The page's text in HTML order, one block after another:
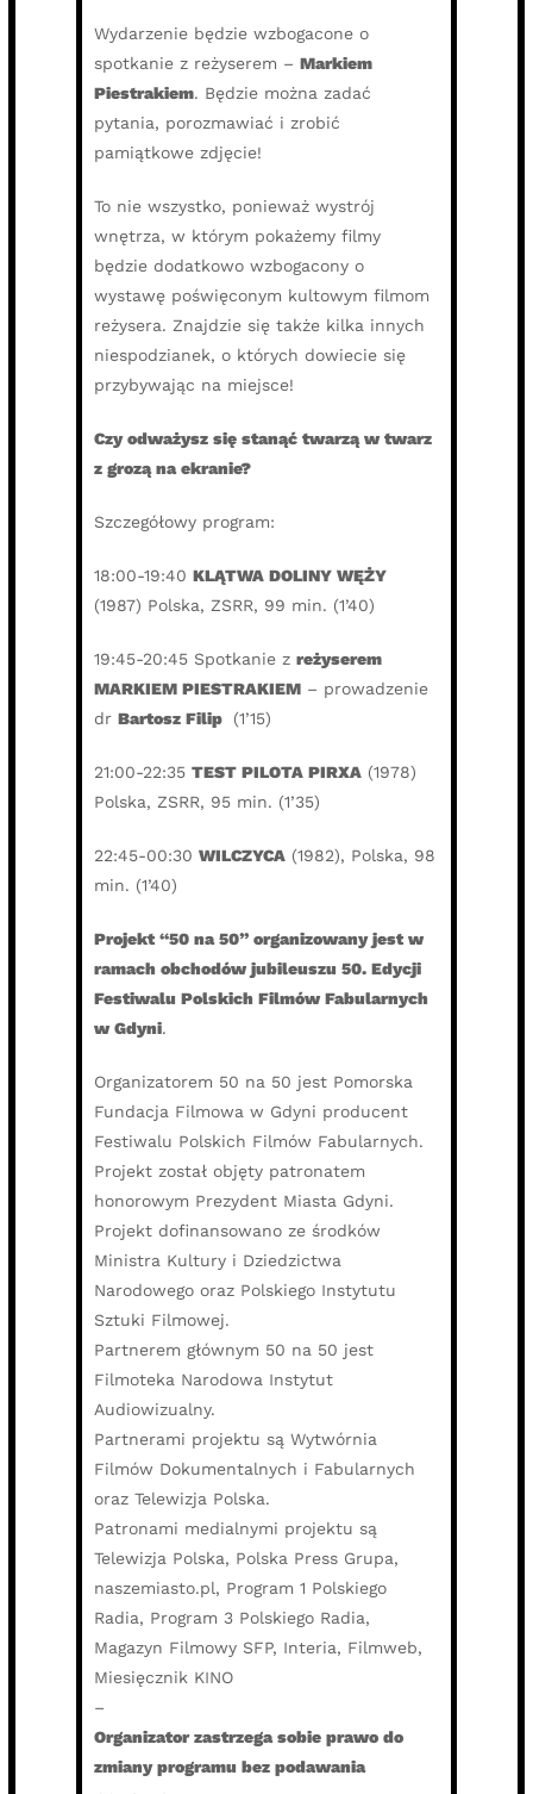
Wydarzenie będzie wzbogacone o
spotkanie z reżyserem – Markiem
Piestrakiem. Będzie można zadać
pytania, porozmawiać i zrobić
pamiątkowe zdjęcie!
To nie wszystko, ponieważ wystrój
wnętrza, w którym pokażemy filmy
będzie dodatkowo wzbogacony o
wystawę poświęconym kultowym filmom
reżysera. Znajdzie się także kilka innych
niespodzianek, o których dowiecie się
przybywając na miejsce!
Czy odważysz się stanąć twarzą w twarz
z grozą na ekranie?
Szczegółowy program:
18:00-19:40 KLĄTWA DOLINY WĘŻY
(1987) Polska, ZSRR, 99 min. (1’40)
19:45-20:45 Spotkanie z reżyserem
MARKIEM PIESTRAKIEM – prowadzenie
dr Bartosz Filip (1’15)
21:00-22:35 TEST PILOTA PIRXA (1978)
Polska, ZSRR, 95 min. (1’35)
22:45-00:30 WILCZYCA (1982), Polska, 98
min. (1’40)
Projekt “50 na 50” organizowany jest w
ramach obchodów jubileuszu 50. Edycji
Festiwalu Polskich Filmów Fabularnych
w Gdyni.
Organizatorem 50 na 50 jest Pomorska
Fundacja Filmowa w Gdyni producent
Festiwalu Polskich Filmów Fabularnych.
Projekt został objęty patronatem
honorowym Prezydent Miasta Gdyni.
Projekt dofinansowano ze środków
Ministra Kultury i Dziedzictwa
Narodowego oraz Polskiego Instytutu
Sztuki Filmowej.
Partnerem głównym 50 na 50 jest
Filmoteka Narodowa Instytut
Audiowizualny.
Partnerami projektu są Wytwórnia
Filmów Dokumentalnych i Fabularnych
oraz Telewizja Polska.
Patronami medialnymi projektu są
Telewizja Polska, Polska Press Grupa,
naszemiasto.pl, Program 1 Polskiego
Radia, Program 3 Polskiego Radia,
Magazyn Filmowy SFP, Interia, Filmweb,
Miesięcznik KINO
–
Organizator zastrzega sobie prawo do
zmiany programu bez podawania